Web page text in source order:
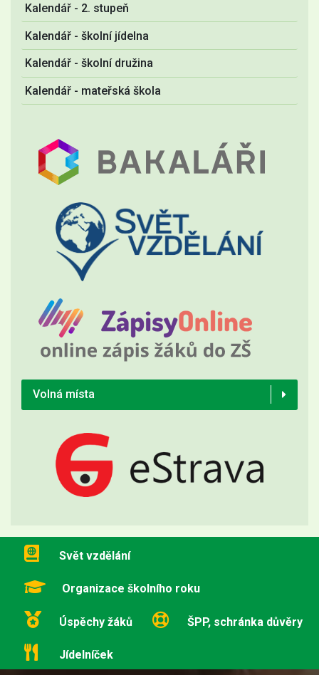
Kalendář - 2. stupeň
Kalendář - školní jídelna
Kalendář - školní družina
Kalendář - mateřská škola
Volná místa
Svět vzdělání
Organizace školního roku
Úspěchy žáků ŠPP, schránka důvěry
Jídelníček